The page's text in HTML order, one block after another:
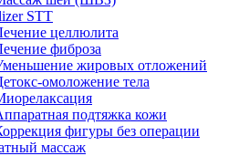
STT
целлюлита
фиброза
жировых отложений
омоложение тела
подтяжка кожи
фигуры без операции
массаж